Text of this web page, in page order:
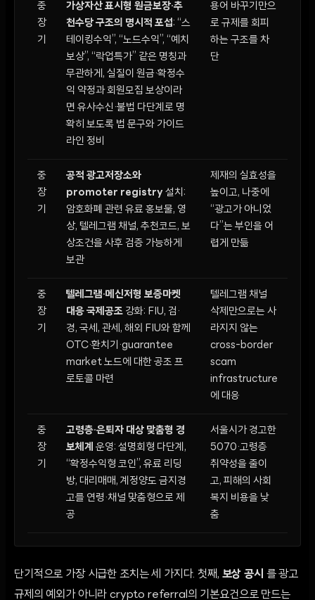
중
장
기
가상자산 표시형 원금보장·추
천수당 구조의 명시적 포섭: “스
테이킹수익”, “노드수익”, “예치
보상”, “락업특가” 같은 명칭과
무관하게, 실질이 원금·확정수
익 약정과 회원모집 보상이라
면 유사수신·불법 다단계로 명
확히 보도록 법 문구와 가이드
라인 정비
용어 바꾸기만으
로 규제를 회피
하는 구조를 차
단
중
장
기
공적 광고저장소와
promoter registry 설치:
암호화폐 관련 유료 홍보물, 영
상, 텔레그램 채널, 추천코드, 보
상조건을 사후 검증 가능하게
보관
제재의 실효성을
높이고, 나중에
“광고가 아니었
다”는 부인을 어
렵게 만듦
중
장
기
텔레그램·메신저형 보증마켓
대응 국제공조 강화: FIU, 검·
경, 국세, 관세, 해외 FIU와 함께
OTC·환치기·guarantee
market 노드에 대한 공조 프
로토콜 마련
텔레그램 채널
삭제만으로는 사
라지지 않는
cross-border
scam
infrastructure
에 대응
중
장
기
고령층·은퇴자 대상 맞춤형 경
보체계 운영: 설명회형 다단계,
“확정수익형 코인”, 유료 리딩
방, 대리매매, 계정양도 금지경
고를 연령·채널 맞춤형으로 제
공
서울시가 경고한
5070·고령층
취약성을 줄이
고, 피해의 사회
복지 비용을 낮
춤
단기적으로 가장 시급한 조치는 세 가지다. 첫째, 보상 공시 를 광고
규제의 예외가 아니라 crypto referral의 기본요건으로 만드는